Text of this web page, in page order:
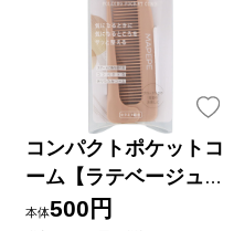
コンパクトポケットコ
ーム【ラテベージュ】
＿ シャンテイ
本体500円